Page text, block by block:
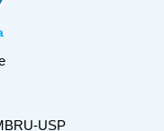
USP